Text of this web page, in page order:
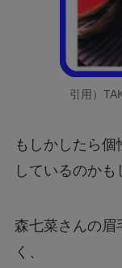
引用）
もしかしたら
しているのかも
森七菜さんの眉
く、